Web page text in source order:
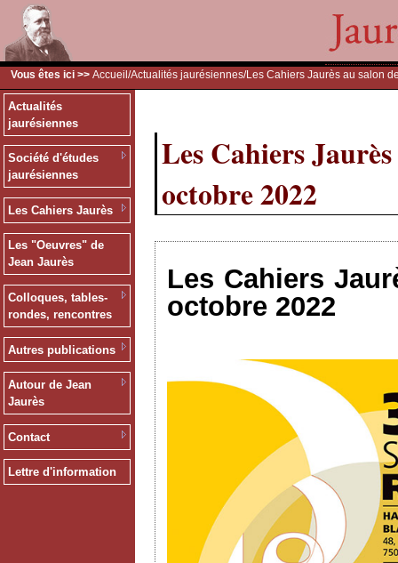
Vous êtes ici >> Accueil /Actualités jaurésiennes/Les Cahiers Jaurès au salon
Actualités
jaurésiennes
Société d'études
jaurésiennes
Les Cahiers Jaurès
Les "Oeuvres" de
Jean Jaurès
Colloques, tables-
rondes, rencontres
Autres publications
Autour de Jean
Jaurès
Contact
Lettre d'information
Les Cahiers
octobre 2022
Les Cahiers
octobre 2022